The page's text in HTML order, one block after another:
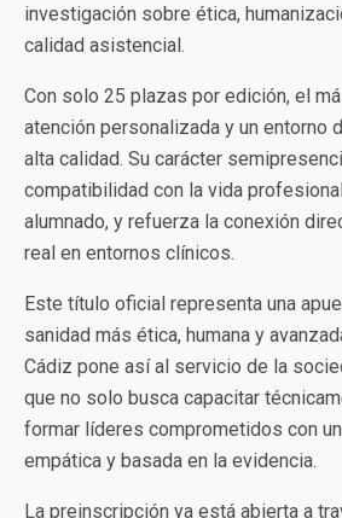
investigación sobre ética,
calidad asistencial.
Con solo 25 plazas por edición, el
atención personalizada y un entorno
alta calidad. Su carácter
compatibilidad con la vida
alumnado, y refuerza la conexión
real en entornos clínicos.
Este título oficial representa una
sanidad más ética, humana y
Cádiz pone así al servicio de la
que no solo busca capacitar
formar líderes comprometidos con
empática y basada en la evidencia.
La preinscripción ya está abierta a